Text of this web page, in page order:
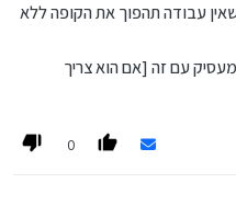
נוספות כמו קרן השתלמות
בדקו שאתם מקבלים את כל מה
עבודה תהפוך את הקופה ללא
עם זה [אם הוא צריך
0